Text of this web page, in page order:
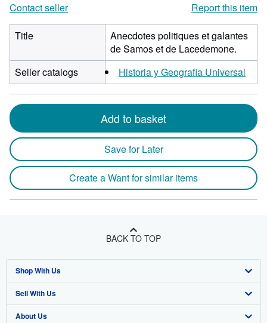
Contact seller
Report this item
Title
Anecdotes politiques et galantes
de Samos et de Lacedemone.
Seller catalogs
Historia y Geografía Universal
Add to basket
Save for Later
Create a Want for similar items
BACK TO TOP
Shop With Us
Advanced Search
Browse Collections
Sell With Us
Start Selling
About Us